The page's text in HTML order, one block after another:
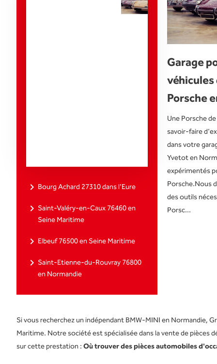
navigate_next Bourg Achard 27310 dans l'Eure
navigate_next Saint-Valéry-en-Caux 76460 en
Seine Maritime
navigate_next Elbeuf 76500 en Seine Maritime
navigate_next Saint-Etienne-du-Rouvray 76800
en Normandie
Garage
Porsche
Une Porsche
savoir-faire
dans votre
Yvetot en
expérimentés
Porsche.Nous
des outils
Porsc...
Si vous recherchez un indépendant BMW-MINI en Normandie,
Maritime. Notre société est spécialisée dans la vente de
sur cette prestation :Où trouver des pièces automobiles